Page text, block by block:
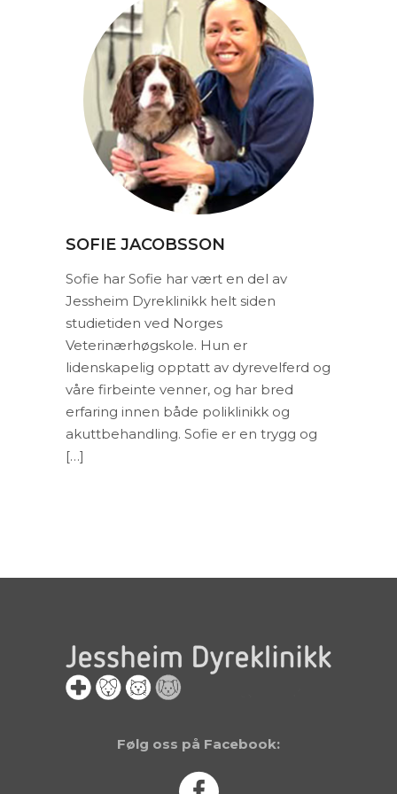
SOFIE JACOBSSON
Sofie har Sofie har vært en del av
Jessheim Dyreklinikk helt siden
studietiden ved Norges
Veterinærhøgskole. Hun er
lidenskapelig opptatt av dyrevelferd og
våre firbeinte venner, og har bred
erfaring innen både poliklinikk og
akuttbehandling. Sofie er en trygg og
[…]
Følg oss på Facebook: